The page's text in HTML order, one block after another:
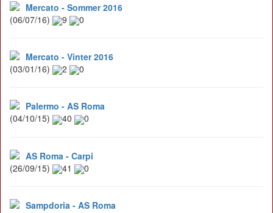
Mercato - Sommer 2016
(06/07/16)
9 0
Mercato - Vinter 2016
(03/01/16)
2 0
Palermo - AS Roma
(04/10/15)
40 0
AS Roma - Carpi
(26/09/15)
41 0
Sampdoria - AS Roma